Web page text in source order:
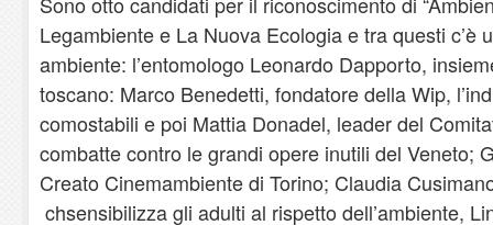
Legambiente e La Nuova Ecologia e tra questi c’è
ambiente: l’entomologo Leonardo Dapporto,
toscano: Marco Benedetti, fondatore della Wip,
comostabili e poi Mattia Donadel, leader del
combatte contro le grandi opere inutili del Veneto;
Creato Cinemambiente di Torino; Claudia
chsensibilizza gli adulti al rispetto dell’ambiente,